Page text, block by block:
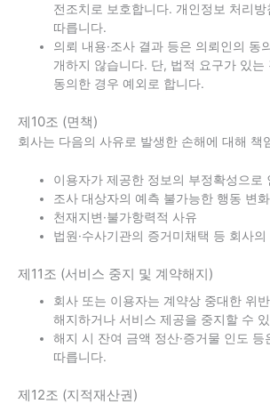
전조치로 보호합니다. 개인정보 처리
따릅니다.
의뢰 내용·조사 결과 등은 의뢰인의 동
개하지 않습니다. 단, 법적 요구가 있는
동의한 경우 예외로 합니다.
제10조 (면책)
회사는 다음의 사유로 발생한 손해에 대해 책
이용자가 제공한 정보의 부정확성으로
조사 대상자의 예측 불가능한 행동 변화
천재지변·불가항력적 사유
법원·수사기관의 증거미채택 등 회사
제11조 (서비스 중지 및 계약해지)
회사 또는 이용자는 계약상 중대한 위
해지하거나 서비스 제공을 중지할 수
해지 시 잔여 금액 정산·증거물 인도 등
따릅니다.
제12조 (지적재산권)